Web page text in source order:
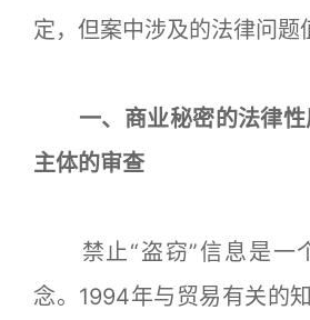
定，但案中涉及的法律问题
一、商业秘密的法律
主体的审查
禁止“盗窃”信息是一
念。1994年与贸易有关的